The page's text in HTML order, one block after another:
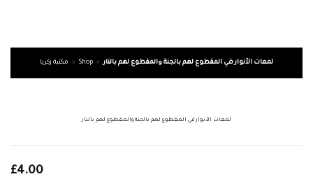
مكتبة زكريا » Shop » لمعات الأنوار في المقطوع لهم بالجنة والمقطوع لهم بالنار
لمعات الأنوار في المقطوع لهم بالجنة والمقطوع لهم بالنار
£4.00